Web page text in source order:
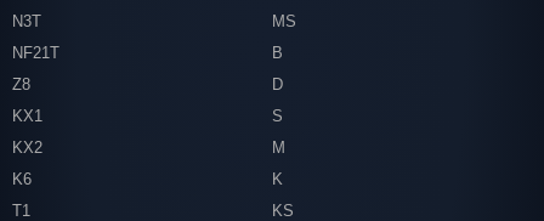
N3T
NF21T
Z8
KX1
KX2
K6
T1
MS
B
D
S
M
K
KS